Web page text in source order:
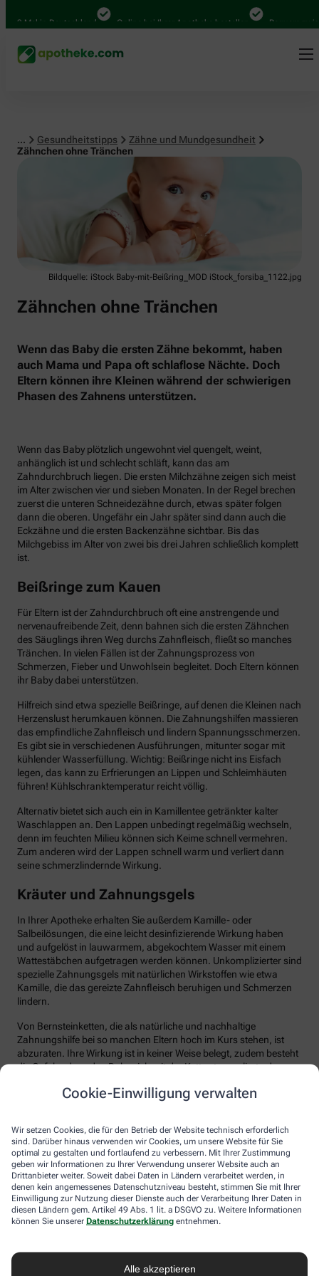
Cookie-Einwilligung verwalten
Wir setzen Cookies, die für den Betrieb der Website technisch erforderlich
sind. Darüber hinaus verwenden wir Cookies, um unsere Website für Sie
optimal zu gestalten und fortlaufend zu verbessern. Mit Ihrer Zustimmung
geben wir Informationen zu Ihrer Verwendung unserer Website auch an
Drittanbieter weiter. Soweit dabei Daten in Ländern verarbeitet werden, in
denen kein angemessenes Datenschutzniveau besteht, stimmen Sie mit Ihrer
Einwilligung zur Nutzung dieser Dienste auch der Verarbeitung Ihrer Daten in
diesen Ländern gem. Artikel 49 Abs. 1 lit. a DSGVO zu. Weitere Informationen
können Sie unserer Datenschutzerklärung entnehmen.
Alle akzeptieren
Mal in Deutschland Online bei Ihrer Apotheke bestellen Bequem
... Gesundheitstipps
Zähne und Mundgesundheit
Zähnchen ohne Tränchen
Zähne und Mundgesundheit
Bildquelle: iStock Baby-mit-Beißring_MOD iStock_forsiba_1122.jpg
Zähnchen ohne Tränchen
Wenn das Baby die ersten Zähne bekommt, haben
auch Mama und Papa oft schlaflose Nächte. Doch
Eltern können ihre Kleinen während der schwierigen
Phasen des Zahnens unterstützen.
Wenn das Baby plötzlich ungewohnt viel quengelt, weint,
anhänglich ist und schlecht schläft, kann das am
Zahndurchbruch liegen. Die ersten Milchzähne zeigen sich meist
im Alter zwischen vier und sieben Monaten. In der Regel brechen
zuerst die unteren Schneidezähne durch, etwas später folgen
dann die oberen. Ungefähr ein Jahr später sind dann auch die
Eckzähne und die ersten Backenzähne sichtbar. Bis das
Milchgebiss im Alter von zwei bis drei Jahren schließlich komplett
ist.
Beißringe zum Kauen
Für Eltern ist der Zahndurchbruch oft eine anstrengende und
nervenaufreibende Zeit, denn bahnen sich die ersten Zähnchen
des Säuglings ihren Weg durchs Zahnfleisch, fließt so manches
Tränchen. In vielen Fällen ist der Zahnungsprozess von
Schmerzen, Fieber und Unwohlsein begleitet. Doch Eltern können
ihr Baby dabei unterstützen.
Hilfreich sind etwa spezielle Beißringe, auf denen die Kleinen nach
Herzenslust herumkauen können. Die Zahnungshilfen massieren
das empfindliche Zahnfleisch und lindern Spannungsschmerzen.
Es gibt sie in verschiedenen Ausführungen, mitunter sogar mit
kühlender Wasserfüllung. Wichtig: Beißringe nicht ins Eisfach
legen, das kann zu Erfrierungen an Lippen und Schleimhäuten
führen! Kühlschranktemperatur reicht völlig.
Alternativ bietet sich auch ein in Kamillentee getränkter kalter
Waschlappen an. Den Lappen unbedingt regelmäßig wechseln,
denn im feuchten Milieu können sich Keime schnell vermehren.
Zum anderen wird der Lappen schnell warm und verliert dann
seine schmerzlindernde Wirkung.
Kräuter und Zahnungsgels
In Ihrer Apotheke erhalten Sie außerdem Kamille- oder
Salbeilösungen, die eine leicht desinfizierende Wirkung haben
und aufgelöst in lauwarmem, abgekochtem Wasser mit einem
Wattestäbchen aufgetragen werden können. Unkomplizierter sind
spezielle Zahnungsgels mit natürlichen Wirkstoffen wie etwa
Kamille, die das gereizte Zahnfleisch beruhigen und Schmerzen
lindern.
Von Bernsteinketten, die als natürliche und nachhaltige
Zahnungshilfe bei so manchen Eltern hoch im Kurs stehen, ist
abzuraten. Ihre Wirkung ist in keiner Weise belegt, zudem besteht
die Gefahr, dass das Baby sich mit der Kette stranguliert oder
Immer auf dem Laufenden bleiben –
melden Sie sich an.